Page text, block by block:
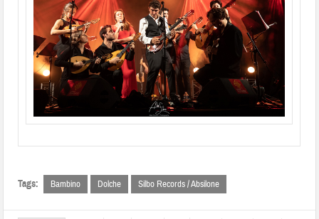
Tags: Bambino Dolche Silbo Records / Absilone